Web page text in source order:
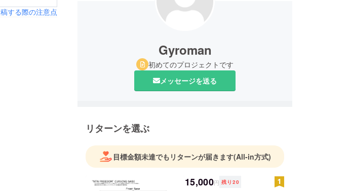
する際の注意点
Gyroman
初めてのプロジェクトです
メッセージを送る
リターンを選ぶ
目標金額未達でもリターンが届きます(All-in方式)
15,000円 残り 20